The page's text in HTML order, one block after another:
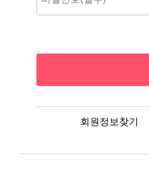
회원정보찾기